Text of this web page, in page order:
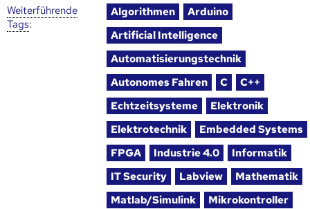
Weiter­führende
Tags:
Algorithmen
Arduino
Artificial Intelligence
Automatisierungstechnik
Autonomes Fahren
C
C++
Echtzeitsysteme
Elektronik
Elektrotechnik
Embedded Systems
FPGA
Industrie 4.0
Informatik
IT Security
Labview
Mathematik
Matlab/Simulink
Mikrokontroller